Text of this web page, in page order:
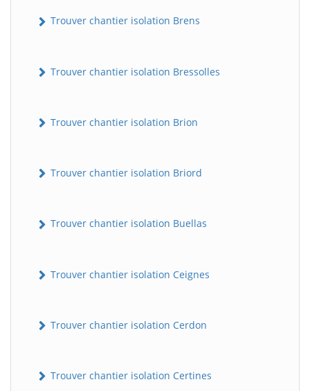
Trouver chantier isolation Brens
Trouver chantier isolation Bressolles
Trouver chantier isolation Brion
Trouver chantier isolation Briord
Trouver chantier isolation Buellas
Trouver chantier isolation Ceignes
Trouver chantier isolation Cerdon
Trouver chantier isolation Certines